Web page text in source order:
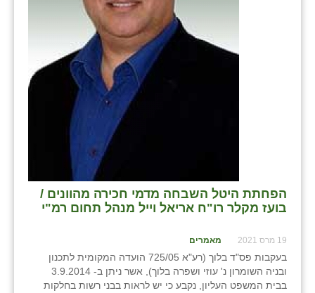
הפחתת היטל השבחה מדמי חכירה מהוונים /
בועז מקלר רו"ח אריאל וייל מנהל תחום רמ"י
19 מרס 2021 מאמרים
בעקבות פס"ד בלוך (רע"א 725/05 הועדה המקומית לתכנון
ובניה השומרון נ' עוזי ושפרה בלוך), אשר ניתן ב- 3.9.2014
בבית המשפט העליון, נקבע כי יש לראות בבני רשות בחלקות